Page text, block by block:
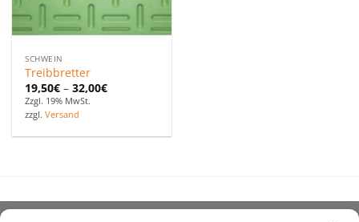
SCHWEIN
Treibbretter
19,50€ –32,00€
Zzgl. 19% MwSt.
zzgl.Versand